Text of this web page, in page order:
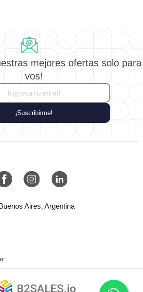
mejores ofertas solo para
vos!
¡Suscribirme!
Aires, Argentina